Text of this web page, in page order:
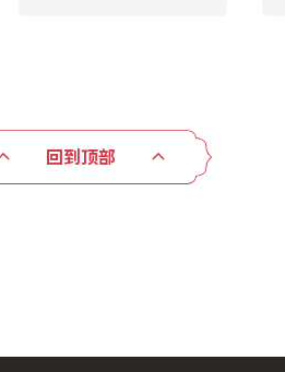
回到顶部